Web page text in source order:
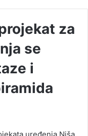
za
se
i